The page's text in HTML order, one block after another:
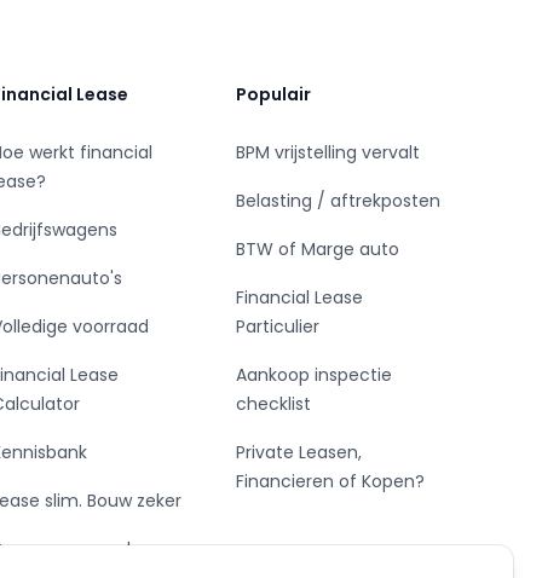
Lease
werkt financial
voorraad
Lease
slim. Bouw zeker
vormen van lease
Populair
BPM vrijstelling vervalt
Belasting / aftrekposten
BTW of Marge auto
Financial Lease
Particulier
Aankoop inspectie
checklist
Private Leasen,
Financieren of Kopen?